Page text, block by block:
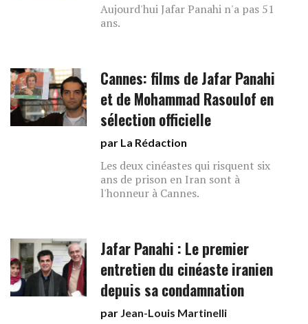
Aujourd'hui Jafar Panahi n'a pas 51
ans.
Cannes: films de Jafar Panahi
et de Mohammad Rasoulof en
sélection officielle
par La Rédaction
Les deux cinéastes qui risquent six
ans de prison en Iran sont à
l'honneur à Cannes.
Jafar Panahi : Le premier
entretien du cinéaste iranien
depuis sa condamnation
par Jean-Louis Martinelli